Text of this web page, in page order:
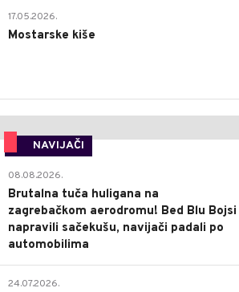
17.05.2026.
Mostarske kiše
NAVIJAČI
08.08.2026.
Brutalna tuča huligana na
zagrebačkom aerodromu! Bed Blu Bojsi
napravili sačekušu, navijači padali po
automobilima
24.07.2026.